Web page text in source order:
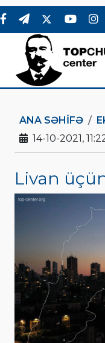
ANA SƏHIFƏ
14-10-2021,
Livan